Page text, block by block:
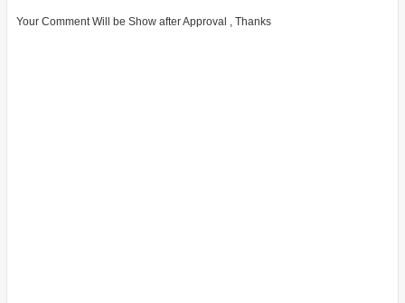
Your Comment Will be Show after Approval , Thanks